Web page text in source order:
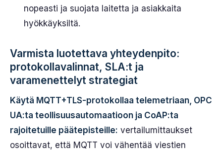
nopeasti ja suojata laitetta ja asiakkaita
hyökkäyksiltä.
Varmista luotettava yhteydenpito:
protokollavalinnat, SLA:t ja
varamenettelyt strategiat
Käytä MQTT+TLS-protokollaa telemetriaan, OPC
UA:ta teollisuusautomaatioon ja CoAP:ta
rajoitetuille päätepisteille: vertailumittaukset
osoittavat, että MQTT voi vähentää viestien